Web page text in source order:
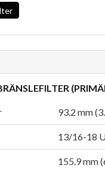
93.2 mm
13/16-18
155.9 mm